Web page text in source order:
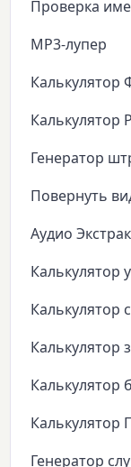
Проверка
MP3-лупер
Калькулятор
Калькулятор
Генератор
Повернуть
Аудио
Калькулятор
Калькулятор
Калькулятор
Калькулятор
Калькулятор
Генератор